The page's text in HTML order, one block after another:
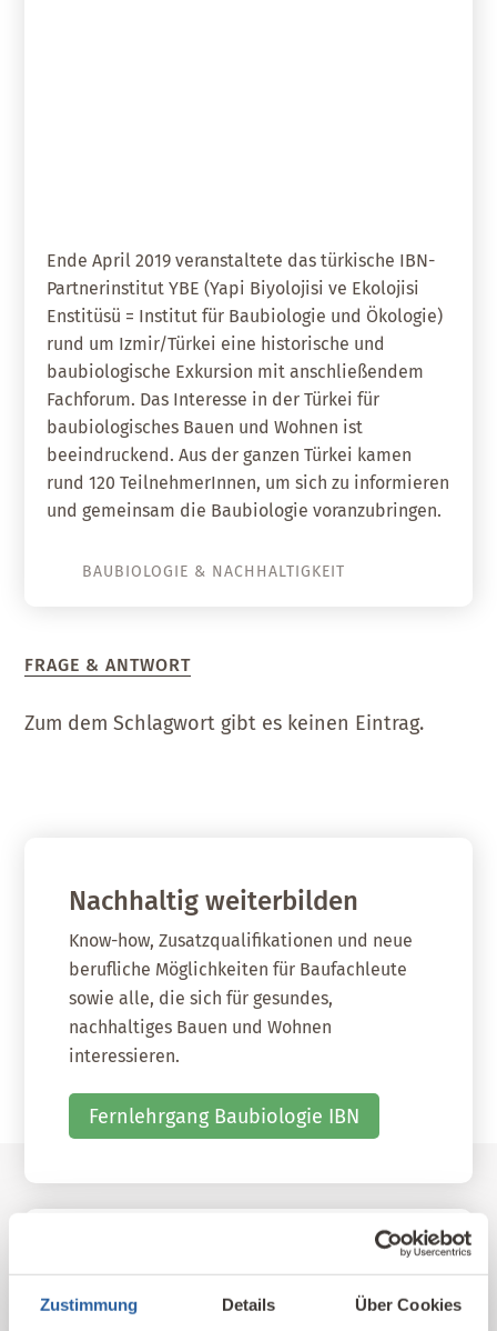
Zustimmung Details Über Cookies
Ende April 2019 veranstaltete das türkische IBN-
Partnerinstitut YBE (Yapi Biyolojisi ve Ekolojisi
Enstitüsü = Institut für Baubiologie und Ökologie)
rund um Izmir/Türkei eine historische und
baubiologische Exkursion mit anschließendem
Fachforum. Das Interesse in der Türkei für
baubiologisches Bauen und Wohnen ist
beeindruckend. Aus der ganzen Türkei kamen
rund 120 TeilnehmerInnen, um sich zu informieren
und gemeinsam die Baubiologie voranzubringen.
BAUBIOLOGIE & NACHHALTIGKEIT
FRAGE & ANTWORT
Zum dem Schlagwort gibt es keinen Eintrag.
Nachhaltig weiterbilden
Know-how, Zusatzqualifikationen und neue
berufliche Möglichkeiten für Baufachleute
sowie alle, die sich für gesundes,
nachhaltiges Bauen und Wohnen
interessieren.
Fernlehrgang Baubiologie IBN
Unser Kompetenz-Netzwerk
Hier finden Sie unsere qualifizierten